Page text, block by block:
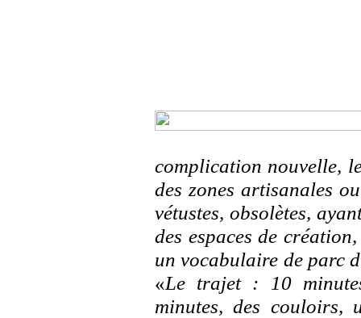
complication nouvelle,
des zones artisanales
vétustes, obsolètes,
des espaces de
un vocabulaire de parc
«Le trajet : 10
minutes, des couloirs,